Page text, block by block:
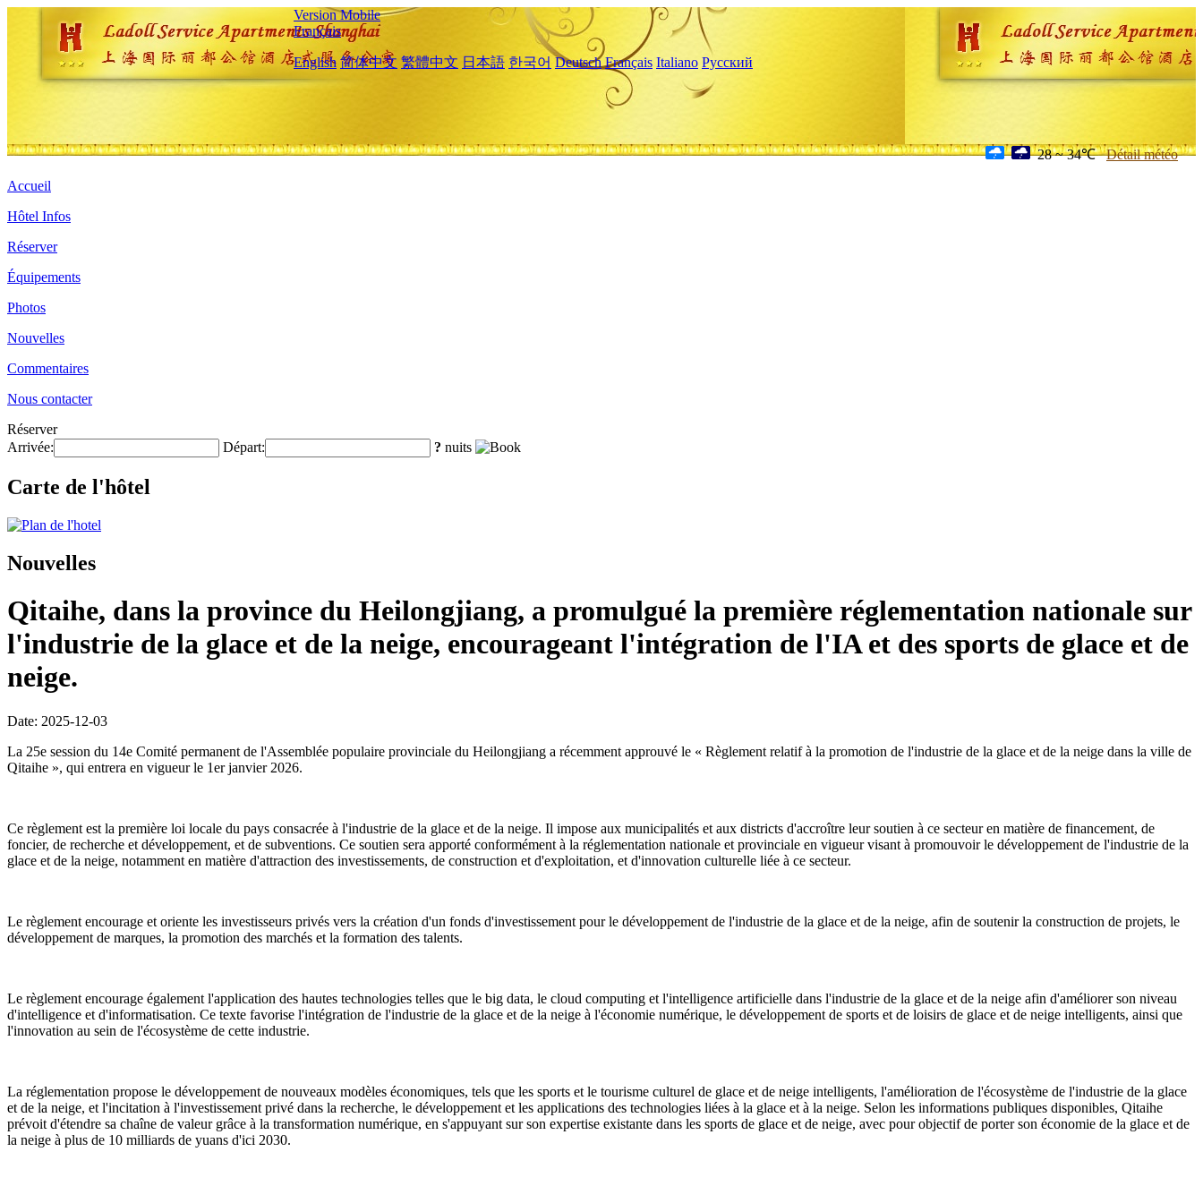
Version Mobile
Français
English 简体中文 繁體中文 日本語 한국어 Deutsch Français Italiano Русский
28 ~ 34℃ Détail météo
Accueil
Hôtel Infos
Réserver
Équipements
Photos
Nouvelles
Commentaires
Nous contacter
Réserver
Arrivée:
Départ: ? nuits
Carte de l'hôtel
Nouvelles
Qitaihe, dans la province du Heilongjiang, a promulgué la première réglementation nationale sur
l'industrie de la glace et de la neige, encourageant l'intégration de l'IA et des sports de glace et de
neige.
Date: 2025-12-03
La 25e session du 14e Comité permanent de l'Assemblée populaire provinciale du Heilongjiang a récemment approuvé le « Règlement relatif à la promotion de l'industrie de la glace et de la neige dans la ville de
Qitaihe », qui entrera en vigueur le 1er janvier 2026.
Ce règlement est la première loi locale du pays consacrée à l'industrie de la glace et de la neige. Il impose aux municipalités et aux districts d'accroître leur soutien à ce secteur en matière de financement, de
foncier, de recherche et développement, et de subventions. Ce soutien sera apporté conformément à la réglementation nationale et provinciale en vigueur visant à promouvoir le développement de l'industrie de la
glace et de la neige, notamment en matière d'attraction des investissements, de construction et d'exploitation, et d'innovation culturelle liée à ce secteur.
Le règlement encourage et oriente les investisseurs privés vers la création d'un fonds d'investissement pour le développement de l'industrie de la glace et de la neige, afin de soutenir la construction de projets, le
développement de marques, la promotion des marchés et la formation des talents.
Le règlement encourage également l'application des hautes technologies telles que le big data, le cloud computing et l'intelligence artificielle dans l'industrie de la glace et de la neige afin d'améliorer son niveau
d'intelligence et d'informatisation. Ce texte favorise l'intégration de l'industrie de la glace et de la neige à l'économie numérique, le développement de sports et de loisirs de glace et de neige intelligents, ainsi que
l'innovation au sein de l'écosystème de cette industrie.
La réglementation propose le développement de nouveaux modèles économiques, tels que les sports et le tourisme culturel de glace et de neige intelligents, l'amélioration de l'écosystème de l'industrie de la glace
et de la neige, et l'incitation à l'investissement privé dans la recherche, le développement et les applications des technologies liées à la glace et à la neige. Selon les informations publiques disponibles, Qitaihe
prévoit d'étendre sa chaîne de valeur grâce à la transformation numérique, en s'appuyant sur son expertise existante dans les sports de glace et de neige, avec pour objectif de porter son économie de la glace et de
la neige à plus de 10 milliards de yuans d'ici 2030.